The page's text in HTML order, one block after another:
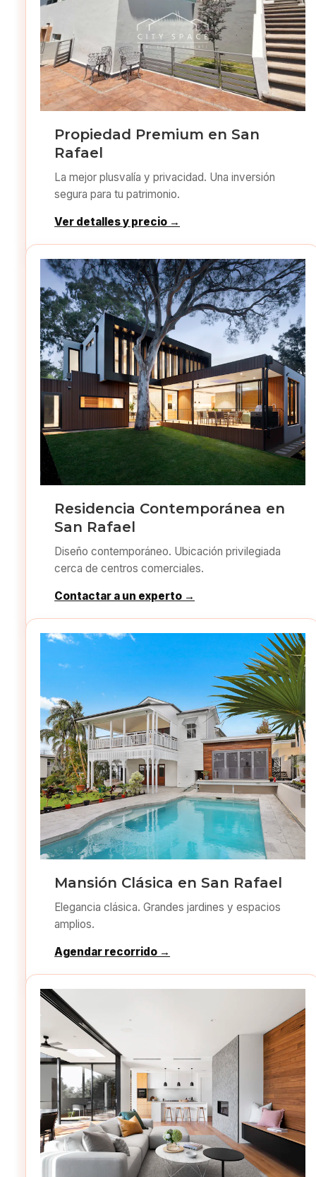
Propiedad Premium en San
Rafael
La mejor plusvalía y privacidad. Una inversión
segura para tu patrimonio.
Ver detalles y precio →
Residencia Contemporánea en
San Rafael
Diseño contemporáneo. Ubicación privilegiada
cerca de centros comerciales.
Contactar a un experto →
Mansión Clásica en San Rafael
Elegancia clásica. Grandes jardines y espacios
amplios.
Agendar recorrido →